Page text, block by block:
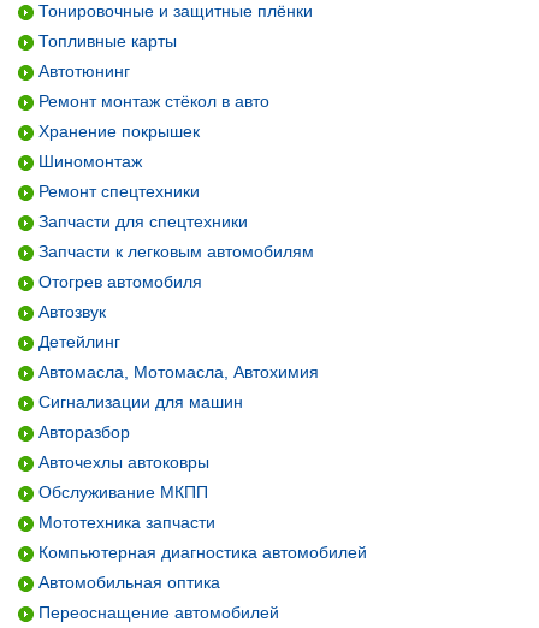
Тонировочные и защитные плёнки
Топливные карты
Автотюнинг
Ремонт монтаж стёкол в авто
Хранение покрышек
Шиномонтаж
Ремонт спецтехники
Запчасти для спецтехники
Запчасти к легковым автомобилям
Отогрев автомобиля
Автозвук
Детейлинг
Автомасла, Мотомасла, Автохимия
Сигнализации для машин
Авторазбор
Авточехлы автоковры
Обслуживание МКПП
Мототехника запчасти
Компьютерная диагностика автомобилей
Автомобильная оптика
Переоснащение автомобилей